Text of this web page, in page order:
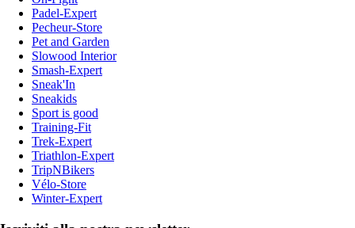
Padel-Expert
Pecheur-Store
Pet and Garden
Slowood Interior
Smash-Expert
Sneak'In
Sneakids
Sport is good
Training-Fit
Trek-Expert
Triathlon-Expert
TripNBikers
Vélo-Store
Winter-Expert